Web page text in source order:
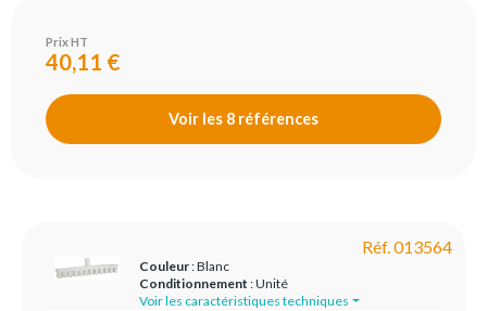
Prix HT
40,11 €
Voir les 8 références
Réf. 013564
Couleur: Blanc
Conditionnement : Unité
Voir les caractéristiques techniques